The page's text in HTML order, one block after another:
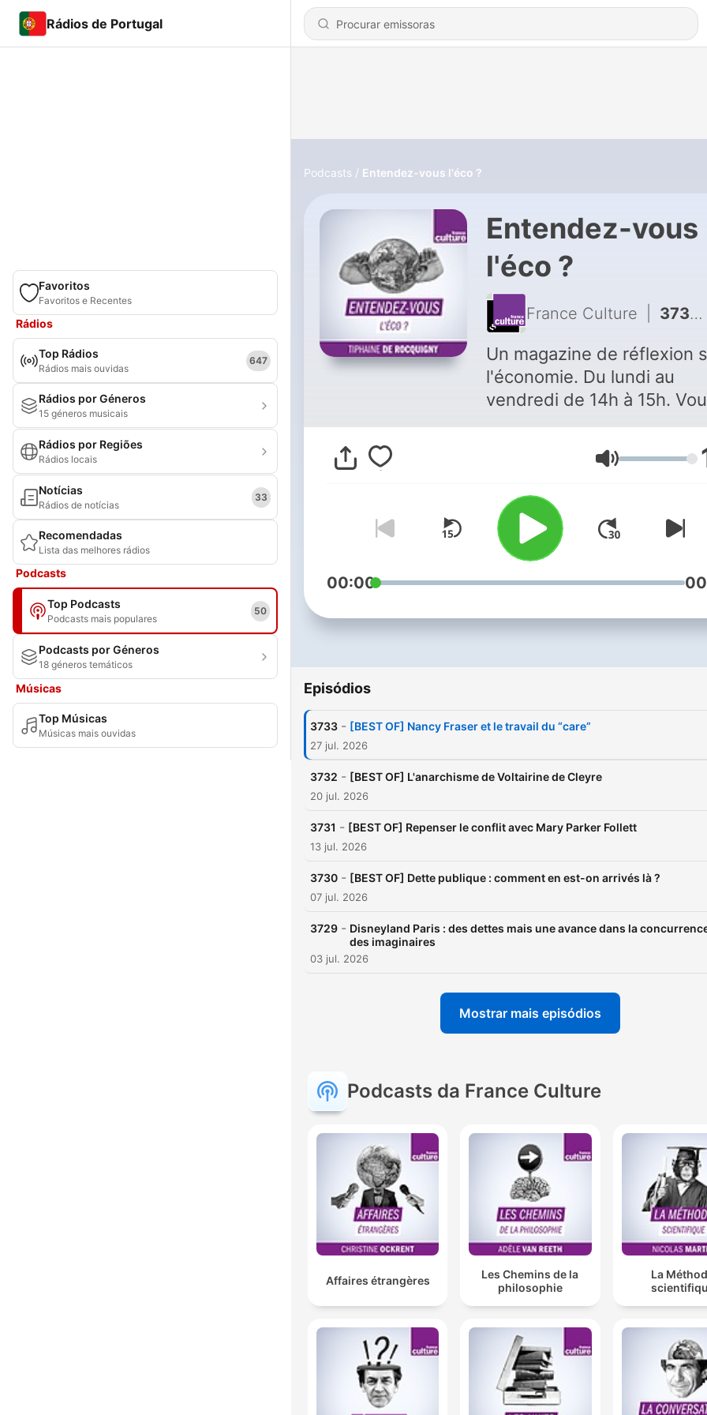
Rádios de Portugal
Favoritos
Favoritos e Recentes
Rádios
Top Rádios
Rádios mais ouvidas
647
Rádios por Géneros
15 géneros musicais
Rádios por Regiões
Rádios locais
Notícias
Rádios de notícias
33
Recomendadas
Lista das melhores rádios
Podcasts
Top Podcasts
Podcasts mais populares
50
Podcasts por Géneros
18 géneros temáticos
Músicas
Top Músicas
Músicas mais ouvidas
Podcasts Entendez-vous l'éco ?
Entendez-vous
l'éco ?
France Culture 3733 - [BEST OF] Nancy Fraser et le travail du “care”
Un magazine de réflexion
l'économie. Du lundi au
vendredi de 14h à 15h. Vous
aimez ce podcast ? Pour
écouter tous les épisodes
sans limite, rendez-vous
Radio France
Volume
00:00
Episódios
3733 - [BEST OF] Nancy Fraser et le travail du “care”
27 jul. 2026
3732 - [BEST OF] L'anarchisme de Voltairine de Cleyre
20 jul. 2026
3731 - [BEST OF] Repenser le conflit avec Mary Parker Follett
13 jul. 2026
3730 - [BEST OF] Dette publique : comment en est-on arrivés là ?
07 jul. 2026
3729 - Disneyland Paris : des dettes mais une avance dans la
des imaginaires
03 jul. 2026
Mostrar mais episódios
Podcasts da France Culture
Affaires étrangères
Les Chemins de la
philosophie
La